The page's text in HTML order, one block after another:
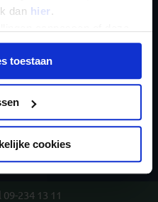
dan hier .
moment voor de
toestaan
cookies
09-234 13 11